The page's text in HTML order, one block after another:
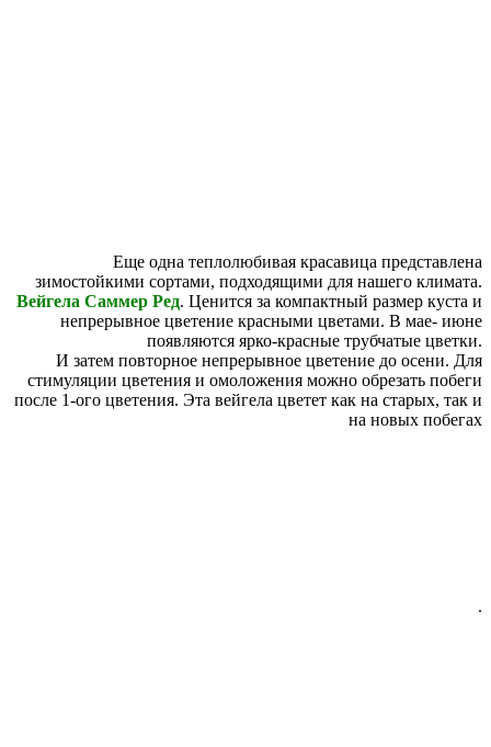
Еще одна теплолюбивая красавица представлена
зимостойкими сортами, подходящими для нашего климата.
Вейгела Саммер Ред. Ценится за компактный размер куста и
непрерывное цветение красными цветами. В мае- июне
появляются ярко-красные трубчатые цветки.
И затем повторное непрерывное цветение до осени. Для
стимуляции цветения и омоложения можно обрезать побеги
после 1-ого цветения. Эта вейгела цветет как на старых, так и
на новых побегах
.